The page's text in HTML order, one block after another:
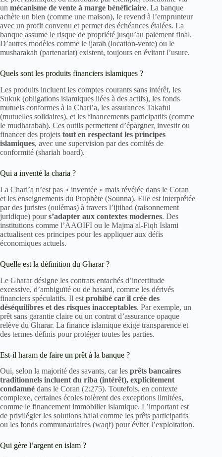
un mécanisme de vente à marge bénéficiaire. La banque
achète un bien (comme une maison), le revend à l’emprunteur
avec un profit convenu et permet des échéances étalées. La
banque assume le risque de propriété jusqu’au paiement final.
D’autres modèles comme le ijarah (location-vente) ou le
musharakah (partenariat) existent, toujours en évitant l’usure.
Quels sont les produits financiers islamiques ?
Les produits incluent les comptes courants sans intérêt, les
Sukuk (obligations islamiques liées à des actifs), les fonds
mutuels conformes à la Chari’a, les assurances Takaful
(mutuelles solidaires), et les financements participatifs (comme
le mudharabah). Ces outils permettent d’épargner, investir ou
financer des projets tout en respectant les principes
islamiques, avec une supervision par des comités de
conformité (shariah board).
Qui a inventé la charia ?
La Chari’a n’est pas « inventée » mais révélée dans le Coran
et les enseignements du Prophète (Sounna). Elle est interprétée
par des juristes (oulémas) à travers l’ijtihad (raisonnement
juridique) pours’adapter aux contextes modernes. Des
institutions comme l’AAOIFI ou le Majma al-Fiqh Islami
actualisent ces principes pour les appliquer aux défis
économiques actuels.
Quelle est la définition du Gharar ?
Le Gharar désigne les contrats entachés d’incertitude
excessive, d’ambiguïté ou de hasard, comme les dérivés
financiers spéculatifs. Il est prohibé car il crée des
déséquilibres et des risques inacceptables. Par exemple, un
prêt sans garantie claire ou un contrat d’assurance opaque
relève du Gharar. La finance islamique exige transparence et
des termes définis pour protéger toutes les parties.
Est-il haram de faire un prêt à la banque ?
Oui, selon la majorité des savants, car les prêts bancaires
traditionnels incluent du riba (intérêt), explicitement
condamné dans le Coran (2:275). Toutefois, en contexte
complexe, certaines écoles tolèrent des exceptions limitées,
comme le financement immobilier islamique. L’important est
de privilégier les solutions halal comme les prêts participatifs
ou les fonds communautaires (waqf) pour éviter l’exploitation.
Qui gère l’argent en islam ?